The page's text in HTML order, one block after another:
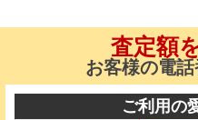
査定額
お客様の電話
ご利用の